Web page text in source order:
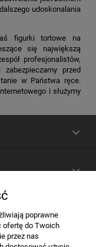
udoskonalania
figurki tortowe na
się największą
profesjonalistów,
przed
w Państwa ręce.
i służymy
poprawne
ofertę do Twoich
przez nas